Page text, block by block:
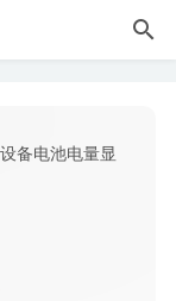
布故事的桌面客